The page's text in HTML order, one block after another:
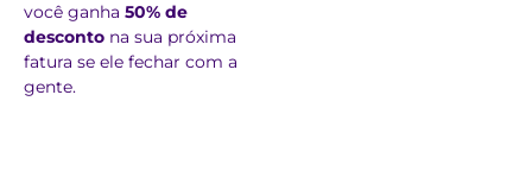
você ganha 50% de
desconto na sua próxima
fatura se ele fechar com a
gente.